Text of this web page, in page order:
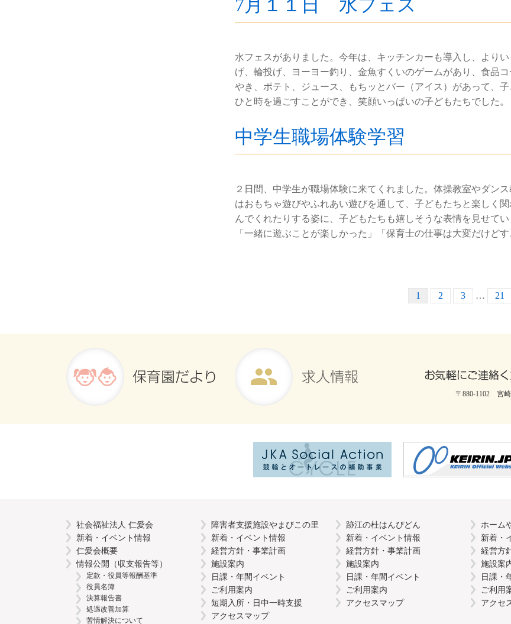
7月１１日 水フェス
水フェスがありました。今年は、キッチンカーも導入し、より
げ、輪投げ、ヨーヨー釣り、金魚すくいのゲームがあり、食品
やき、ポテト、ジュース、もちッとバー（アイス）があって、
ひと時を過ごすことができ、笑顔いっぱいの子どもたちでした
中学生職場体験学習
２日間、中学生が職場体験に来てくれました。体操教室やダン
はおもちゃ遊びやふれあい遊びを通して、子どもたちと楽しく
んでくれたりする姿に、子どもたちも嬉しそうな表情を見せて
「一緒に遊ぶことが楽しかった」「保育士の仕事は大変だけど
1 2 3 … 21
〒880-1102 宮
社会福祉法人 仁愛会
新着・イベント情報
仁愛会概要
情報公開（収支報告等）
定款・役員等報酬基準
役員名簿
決算報告書
処遇改善加算
苦情解決について
障害者支援施設やまびこの里
新着・イベント情報
経営方針・事業計画
施設案内
日課・年間イベント
ご利用案内
短期入所・日中一時支援
アクセスマップ
跡江の杜はんぴどん
新着・イベント情報
経営方針・事業計画
施設案内
日課・年間イベント
ご利用案内
アクセスマップ
ホーム
新着・
経営方
施設案
日課・
ご利用
アクセ